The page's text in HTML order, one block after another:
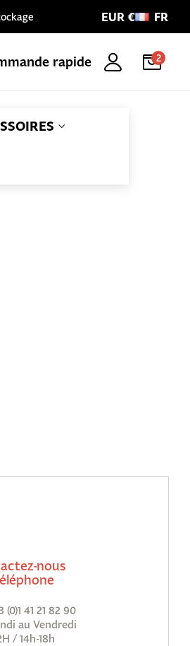
EUR € FR
rapide 2
nous
(0)1 41 21 82 90
au Vendredi
/ 14h-18h